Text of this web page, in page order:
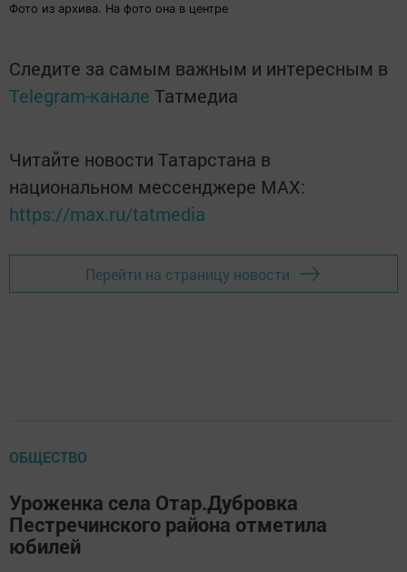
Фото из архива. На фото она в центре
Следите за самым важным и интересным в
Telegram-канале Татмедиа
Читайте новости Татарстана в
национальном мессенджере MАХ:
https://max.ru/tatmedia
Перейти на страницу новости
ОБЩЕСТВО
Уроженка села Отар.Дубровка
Пестречинского района отметила
юбилей